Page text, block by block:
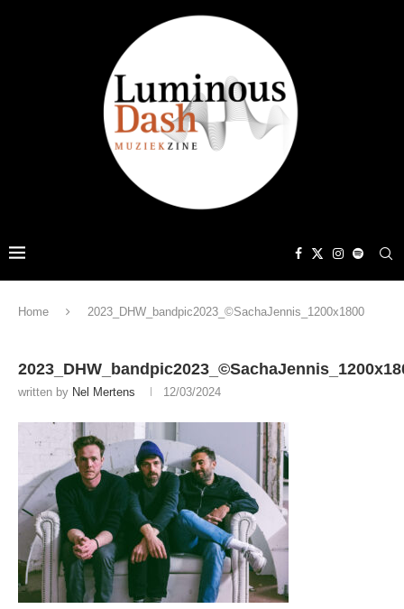
Home 2023_DHW_bandpic2023_©SachaJennis_1200x1800
written by Nel Mertens 12/03/2024